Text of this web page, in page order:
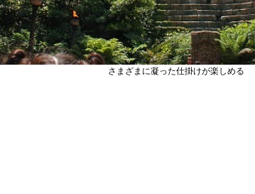
さまざまに凝った仕掛けが楽しめる